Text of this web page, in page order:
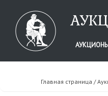
Главная страница /